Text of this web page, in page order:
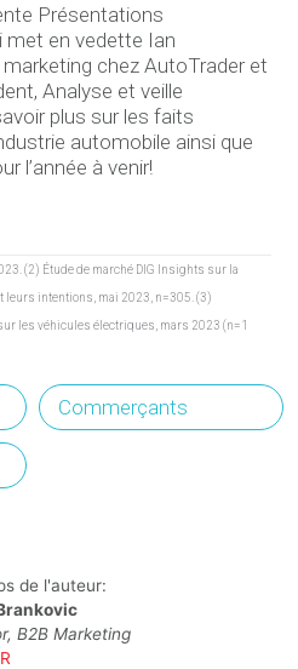
Présentations
met en vedette Ian
chez AutoTrader et
Analyse et veille
plus sur les faits
automobile ainsi que
l’année à venir!
(2) Étude de marché DIG Insights sur la
leurs intentions, mai 2023, n=305. (3)
les véhicules électriques, mars 2023 (n=1
Commerçants
de l'auteur:
B2B Marketing